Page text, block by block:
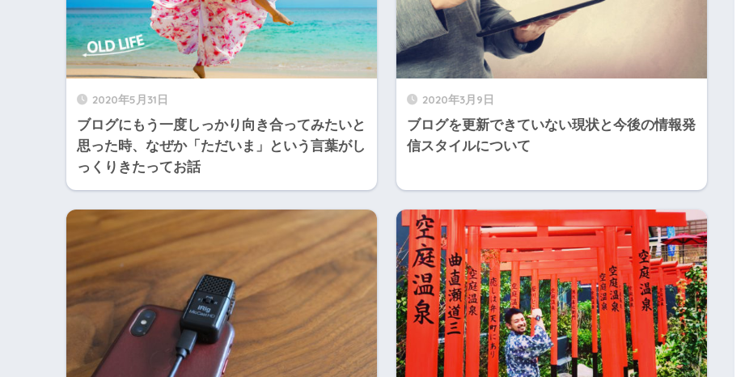
2020年5月31日
ブログにもう一度しっかり向き合ってみたいと
思った時、なぜか「ただいま」という言葉がし
っくりきたってお話
2020年3月9日
ブログを更新できていない現状と今後の情報発
信スタイルについて